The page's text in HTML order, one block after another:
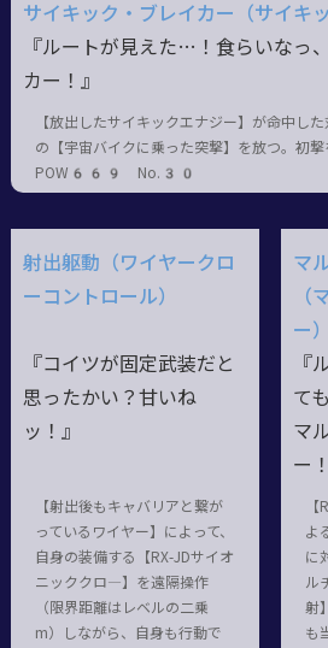
サイキック・ブレイカー（サイキ
『ルートが見えた…！食らいなっ
カー！』
【放出したサイキックエナジー】が命中し
の【宇宙バイクに乗った突撃】を放つ。初撃
POW669 No.30
射出躯動（ワイヤークロ
ーコントロール）
『コイツが固定武装だと
思ったかい？甘いね
ッ！』
【射出後もキャバリアと繋が
っているワイヤー】によって、
自身の装備する【RX-JDサイオ
ニッククロ―】を遠隔操作
（限界距離はレベルの二乗
m）しながら、自身も行動で
マ
（
ー）
『
て
マ
ー
よ
に
ル
射
も